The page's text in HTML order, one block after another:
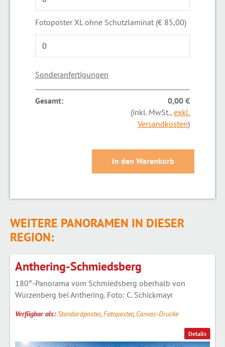
Fotoposter XL ohne Schutzlaminat (€ 85,00)
Sonderanfertigungen
Gesamt:
0,00 €
(inkl. MwSt., exkl.
Versandkosten)
WEITERE PANORAMEN IN DIESER
REGION:
Details
Anthering-Schmiedsberg
180°-Panorama vom Schmiedsberg oberhalb von
Würzenberg bei Anthering. Foto: C. Schickmayr
Verfügbar als:Standardposter, Fotoposter, Canvas-Drucke